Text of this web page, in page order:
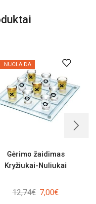
NUOLAIDA
Gėrimo žaidimas
Kryžiukai-Nuliukai
12,74€ Original
7,00€